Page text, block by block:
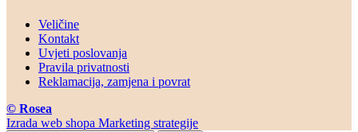
Veličine
Kontakt
Uvjeti poslovanja
Pravila privatnosti
Reklamacija, zamjena i povrat
© Rosea
Izrada web shopa Marketing strategije